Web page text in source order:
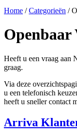
Home /Categorieën /
Openbaar
Heeft u een vraag aan
graag.
Via deze
u een telefonisch
heeft u sneller contact
Arriva